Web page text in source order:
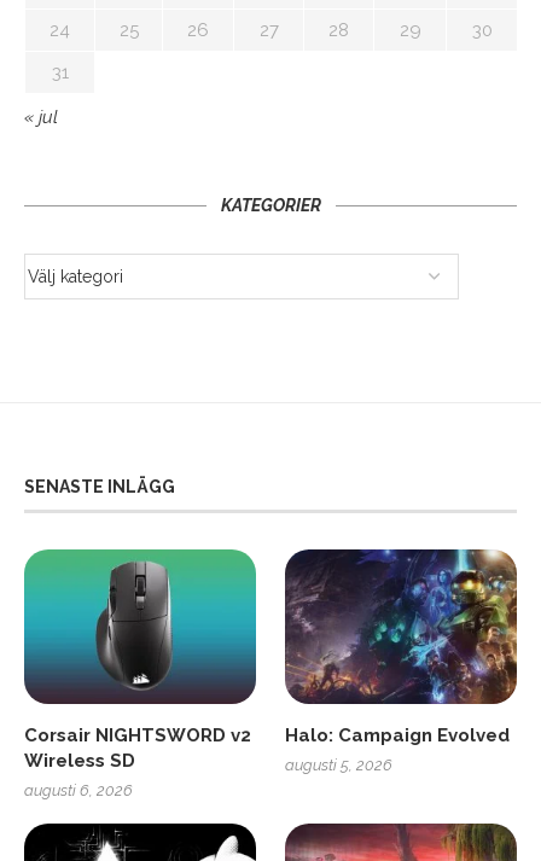
24
25 26 27 28 29
30
31
« jul
KATEGORIER
SENASTE INLÄGG
Corsair NIGHTSWORD v2
Wireless SD
augusti 6, 2026
Halo: Campaign Evolved
augusti 5, 2026